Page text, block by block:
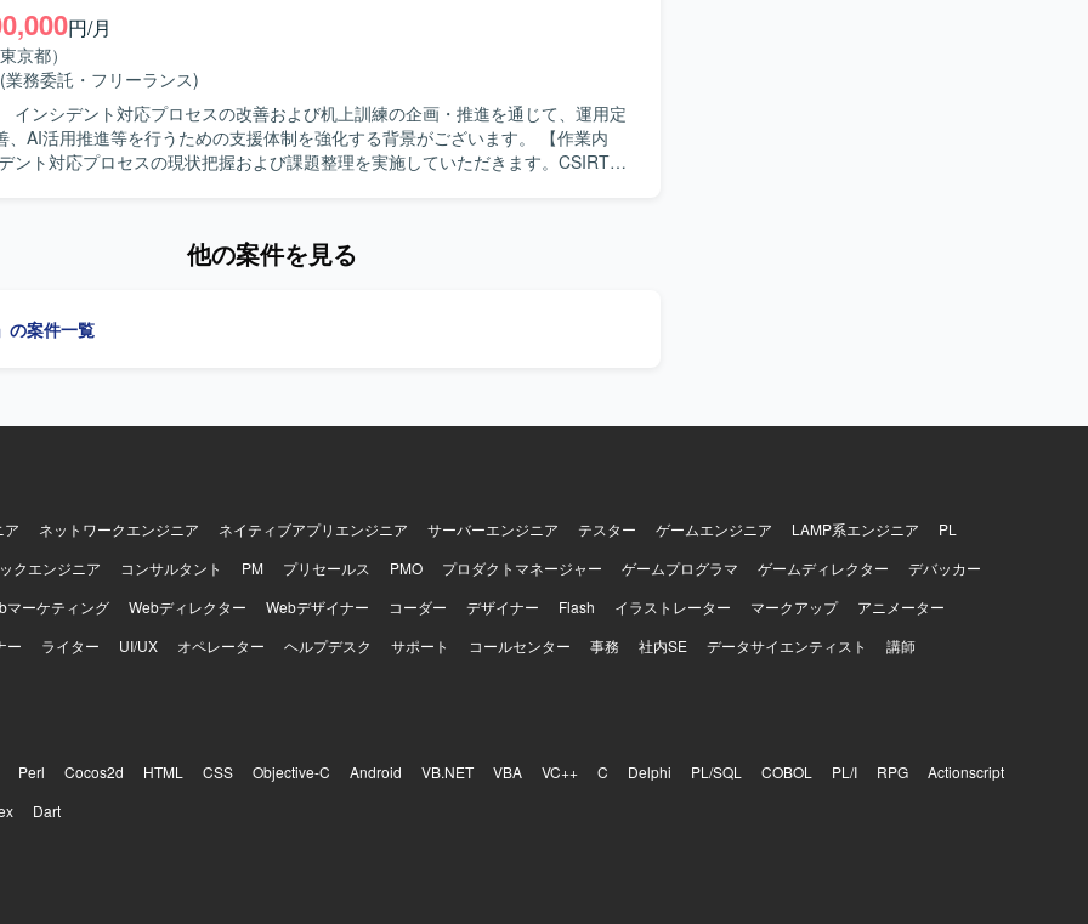
方を求めています。社内外の関係者と円滑にコミュニケーションを取り、調整・
がら業務改善に前向きに取り組める方が望ましいです。オペレーター育成や品質
持ち、チームと協調して業務を推進していただける方を歓迎します。 【ポジシ
経理・財務領域におけるBPO構築から運営まで一連のプロセスに関わることがで
化・標準化のスキルと経理実務スキルの両方を高めることができます。BPO管理
ターと連携しながら、現場の業務改善や品質向上に直接貢献できるポジションで
円/月
京都）
(業務委託・フリーランス)
インシデント対応プロセスの改善および机上訓練の企画・推進を通じて、運用定
AI活用推進等を行うための支援体制を強化する背景がございます。 【作業内
ント対応プロセスの現状把握および課題整理を実施していただきます。CSIRT／
力】 インシデント対応プロセスの上流から改善提
によるログ要約や分析支援、SOAR連携等の検討を行う環境でご対応いただきま
他の案件を見る
の案件一覧
ア ネットワークエンジニア ネイティブアプリエンジニア サーバーエンジニア テスター ゲームエンジニア LAMP系エンジニア
PL
クエンジニア コンサルタント PM プリセールス PMO プロダクトマネージャー ゲームプログラマ ゲームディレクター
デバッカー
マーケティング Webディレクター Webデザイナー コーダー デザイナー Flash イラストレーター マークアップ
アニメーター
ー ライター UI/UX オペレーター ヘルプデスク サポート コールセンター 事務 社内SE データサイエンティスト 講師
Perl Cocos2d HTML CSS Objective-C Android VB.NET VBA VC++ C Delphi PL/SQL COBOL PL/I RPG
Actionscript
Dart